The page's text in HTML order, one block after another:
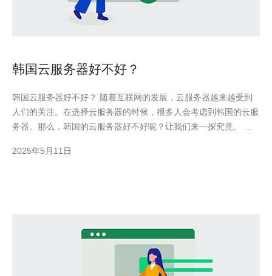
韩国云服务器好不好？
韩国云服务器好不好？ 随着互联网的发展，云服务器越来越受到
人们的关注。在选择云服务器的时候，很多人会考虑到韩国的云服
务器。那么，韩国的云服务器好不好呢？让我们来一探究竟。 韩
因此，韩国的云服务器在性能上表现优异，稳定性较高，能够满足
2025年5月11日